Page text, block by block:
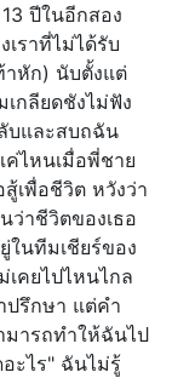
ปีในอีกสอง
เราที่ไม่ได้รับ
าหัก) นับตั้งแต่
เกลียดชังไม่ฟัง
บและสบถฉัน
ค่ไหนเมื่อพี่ชาย
เพื่อชีวิต หวังว่า
ว่าชีวิตของเธอ
ในทีมเชียร์ของ
เคยไปไหนไกล
ปรึกษา แต่คำ
ารถทำให้ฉันไป
ะไร" ฉันไม่รู้